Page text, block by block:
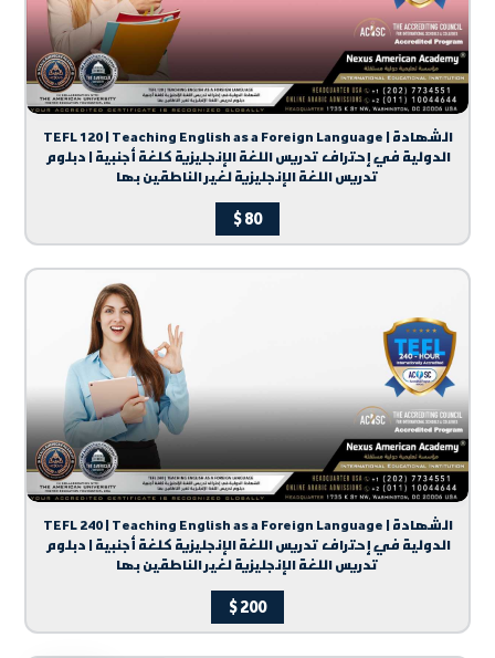
TEFL 120 | Teaching English as a Foreign Language | الشهادة
الدولية في إحتراف تدريس اللغة الإنجليزية كلغة أجنبية | دبلوم
تدريس اللغة الإنجليزية لغير الناطقين بها
$80
TEFL 240 | Teaching English as a Foreign Language | الشهادة
الدولية في إحتراف تدريس اللغة الإنجليزية كلغة أجنبية | دبلوم
تدريس اللغة الإنجليزية لغير الناطقين بها
$200